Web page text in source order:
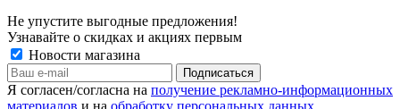
Не упустите выгодные предложения!
Узнавайте о скидках и акциях первым
Новости магазина
Я согласен/согласна на получение рекламно-информационных